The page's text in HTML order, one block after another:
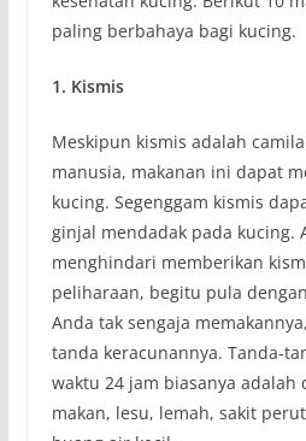
paling berbahaya bagi kucing.
1. Kismis
Meskipun kismis adalah
manusia, makanan ini dapat
kucing. Segenggam kismis
ginjal mendadak pada kucing.
menghindari memberikan
peliharaan, begitu pula
Anda tak sengaja
tanda keracunannya. Tanda-
waktu 24 jam biasanya adalah
makan, lesu, lemah, sakit